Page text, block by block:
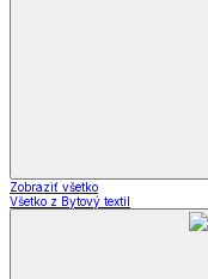
Zobraziť všetko
Všetko z Bytový textil